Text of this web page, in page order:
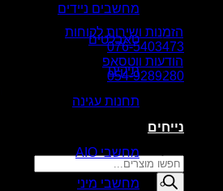
הזמנות ושירות לקוחות
076-5403473
הודעות ווטסאפ
054-9289280
Products
search
מחשבים ניידים
טאבלטים
תיקים
תחנות עגינה
נייחים
מחשבי AIO
מחשבי מיני